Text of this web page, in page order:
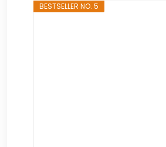
BESTSELLER NO. 5